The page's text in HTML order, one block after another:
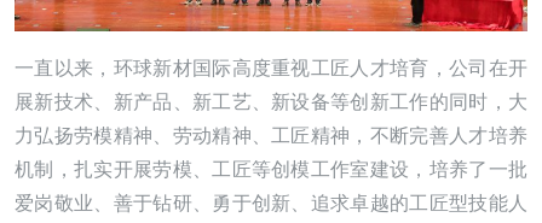
一直以来，环球新材国际高度重视工匠人才培育，公司在开
展新技术、新产品、新工艺、新设备等创新工作的同时，大
力弘扬劳模精神、劳动精神、工匠精神，不断完善人才培养
机制，扎实开展劳模、工匠等创模工作室建设，培养了一批
爱岗敬业、善于钻研、勇于创新、追求卓越的工匠型技能人